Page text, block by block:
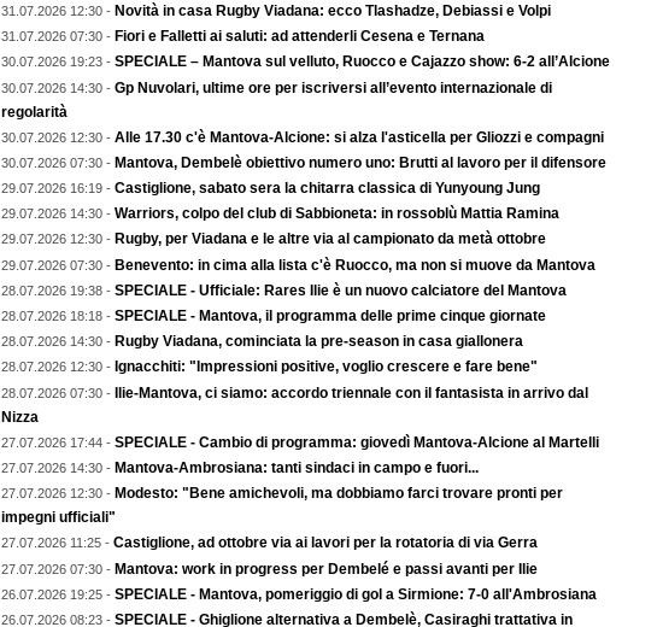
31.07.2026 12:30 - Novità in casa Rugby Viadana: ecco Tlashadze, Debiassi e Volpi
31.07.2026 07:30 - Fiori e Falletti ai saluti: ad attenderli Cesena e Ternana
30.07.2026 19:23 - SPECIALE – Mantova sul velluto, Ruocco e Cajazzo show: 6-2 all’Alcione
30.07.2026 14:30 - Gp Nuvolari, ultime ore per iscriversi all’evento internazionale di
regolarità
30.07.2026 12:30 - Alle 17.30 c'è Mantova-Alcione: si alza l'asticella per Gliozzi e compagni
30.07.2026 07:30 - Mantova, Dembelè obiettivo numero uno: Brutti al lavoro per il difensore
29.07.2026 16:19 - Castiglione, sabato sera la chitarra classica di Yunyoung Jung
29.07.2026 14:30 - Warriors, colpo del club di Sabbioneta: in rossoblù Mattia Ramina
29.07.2026 12:30 - Rugby, per Viadana e le altre via al campionato da metà ottobre
29.07.2026 07:30 - Benevento: in cima alla lista c'è Ruocco, ma non si muove da Mantova
28.07.2026 19:38 - SPECIALE - Ufficiale: Rares Ilie è un nuovo calciatore del Mantova
28.07.2026 18:18 - SPECIALE - Mantova, il programma delle prime cinque giornate
28.07.2026 14:30 - Rugby Viadana, cominciata la pre-season in casa giallonera
28.07.2026 12:30 - Ignacchiti: "Impressioni positive, voglio crescere e fare bene"
28.07.2026 07:30 - Ilie-Mantova, ci siamo: accordo triennale con il fantasista in arrivo dal
Nizza
27.07.2026 17:44 - SPECIALE - Cambio di programma: giovedì Mantova-Alcione al Martelli
27.07.2026 14:30 - Mantova-Ambrosiana: tanti sindaci in campo e fuori...
27.07.2026 12:30 - Modesto: "Bene amichevoli, ma dobbiamo farci trovare pronti per
impegni ufficiali"
27.07.2026 11:25 - Castiglione, ad ottobre via ai lavori per la rotatoria di via Gerra
27.07.2026 07:30 - Mantova: work in progress per Dembelé e passi avanti per Ilie
26.07.2026 19:25 - SPECIALE - Mantova, pomeriggio di gol a Sirmione: 7-0 all'Ambrosiana
26.07.2026 08:23 - SPECIALE - Ghiglione alternativa a Dembelè, Casiraghi trattativa in